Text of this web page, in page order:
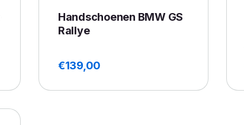
Handschoenen BMW GS
Rallye
€139,00